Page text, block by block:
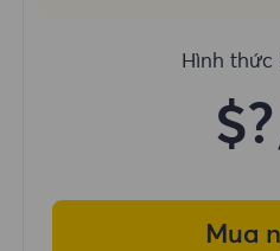
Hình thức
$?
Mua